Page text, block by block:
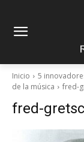
Inicio
5
de la música
fred-
fred-